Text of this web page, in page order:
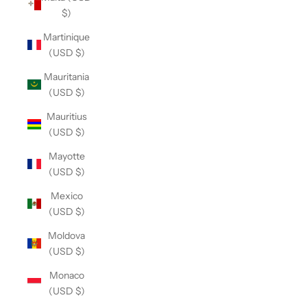
$)
Martinique
(USD $)
Mauritania
(USD $)
Mauritius
(USD $)
Mayotte
(USD $)
Mexico
(USD $)
Moldova
(USD $)
Monaco
(USD $)